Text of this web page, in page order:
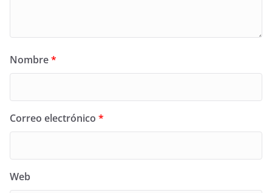
Nombre*
Correo electrónico *
Web